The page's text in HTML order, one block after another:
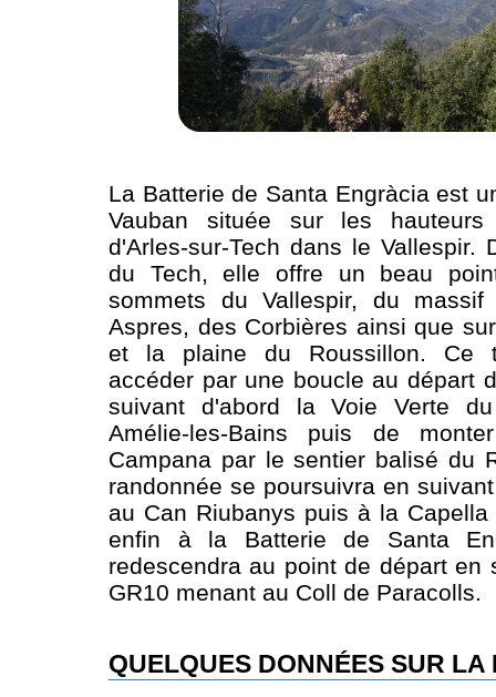
La Batterie de Santa Engràcia est
Vauban située sur les
d'Arles-sur-Tech dans le Vallespir.
du Tech, elle offre un beau
sommets du Vallespir, du
Aspres, des Corbières ainsi que
et la plaine du Roussillon. Ce
accéder par une boucle au départ
suivant d'abord la Voie Verte
Amélie-les-Bains puis de
Campana par le sentier balisé du
randonnée se poursuivra en
au Can Riubanys puis à la
enfin à la Batterie de Santa
redescendra au point de départ en
GR10 menant au Coll de Paracolls.
QUELQUES DONNÉES SUR LA